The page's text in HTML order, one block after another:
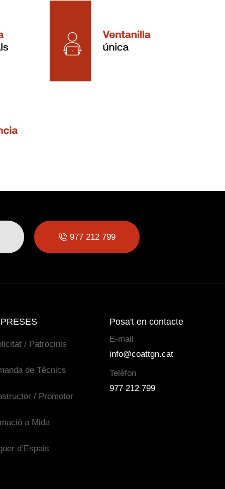
977 212 799
/ Patrocinis
de Tècnics
/ Promotor
a Mida
d’Espais
Posa't en contacte
E-mail
info@coattgn.cat
Telèfon
977 212 799